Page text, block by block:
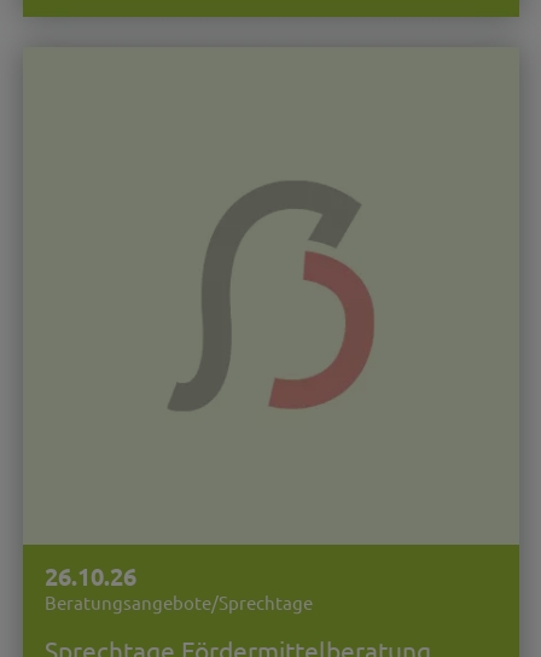
26.10.26
Beratungsangebote/Sprechtage
Sprechtage Fördermittelberatung